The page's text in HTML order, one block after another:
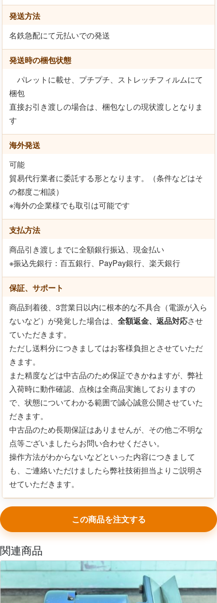
発送方法
名鉄急配にて元払いでの発送
発送時の梱包状態
パレットに載せ、プチプチ、ストレッチフィルムにて
梱包
直接お引き渡しの場合は、梱包なしの現状渡しとなりま
す
海外発送
可能
貿易代行業者に委託する形となります。（条件などはそ
の都度ご相談）
※海外の企業様でも取引は可能です
支払方法
商品引き渡しまでに全額銀行振込、現金払い
※振込先銀行：百五銀行、PayPay銀行、楽天銀行
保証、サポート
商品到着後、3営業日以内に根本的な不具合（電源が入ら
ないなど）が発覚した場合は、 全額返金、返品対応させ
ていただきます。
ただし送料分につきましてはお客様負担とさせていただ
きます。
また精度などは中古品のため保証できかねますが、弊社
入荷時に動作確認、点検は全商品実施しておりますの
で、状態についてわかる範囲で誠心誠意公開させていた
だきます。
中古品のため長期保証はありませんが、その他ご不明な
点等ございましたらお問い合わせください。
操作方法がわからないなどといった内容につきまして
も、ご連絡いただけましたら弊社技術担当よりご説明さ
せていただきます。
この商品を注文する
関連商品